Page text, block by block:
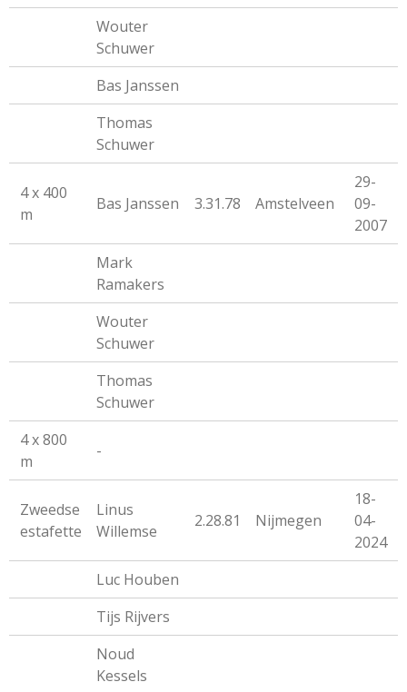
Wouter
Schuwer
Bas Janssen
Thomas
Schuwer
4 x 400
m
Bas Janssen 3.31.78 Amstelveen
29-
09-
2007
Mark
Ramakers
Wouter
Schuwer
Thomas
Schuwer
4 x 800
m
-
Zweedse
estafette
Linus
Willemse
2.28.81 Nijmegen
18-
04-
2024
Luc Houben
Tijs Rijvers
Noud
Kessels